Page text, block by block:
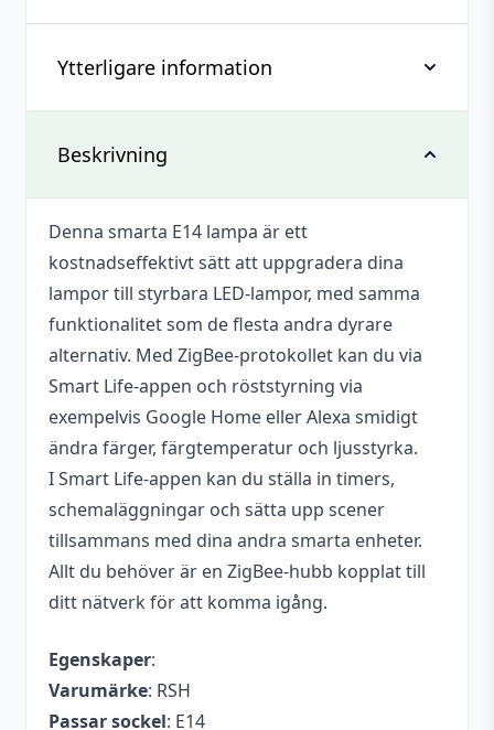
Beskrivning
Denna smarta E14 lampa är ett
kostnadseffektivt sätt att uppgradera dina
lampor till styrbara LED-lampor, med samma
funktionalitet som de flesta andra dyrare
alternativ. Med ZigBee-protokollet kan du via
Smart Life-appen och röststyrning via
exempelvis Google Home eller Alexa smidigt
ändra färger, färgtemperatur och ljusstyrka.
I Smart Life-appen kan du ställa in timers,
schemaläggningar och sätta upp scener
tillsammans med dina andra smarta enheter.
Allt du behöver är en ZigBee-hubb kopplat till
ditt nätverk för att komma igång.
Egenskaper:
Varumärke: RSH
Passar sockel: E14
Ytterligare information
Vikt
Dimensioner
45 × 45 × 135 mm
Sockel
E14
Färgåtergivningsindex Ra 80
Temperaturområde
0 – 40 °C
Kompatibilitet
Smart Life, Tuya Smart
Mått
38×122 mm
Effekt
5 W
Ljusflöde
400 lm
Färgtemperatur
2700K – 6500K
Dimbar
Ja, via app
Protokoll
Recensioner
Det finns inga recensioner än.
Bli först med att recensera ”Smart
Lampa 5 W, RGB+CCT, E14, Zigbee”
Du måste varainloggadför att skriva en
recension.